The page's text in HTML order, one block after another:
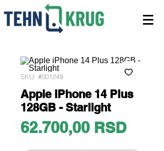
SKU: #001249
Apple iPhone 14 Plus
128GB - Starlight
62.700,00 RSDPrice